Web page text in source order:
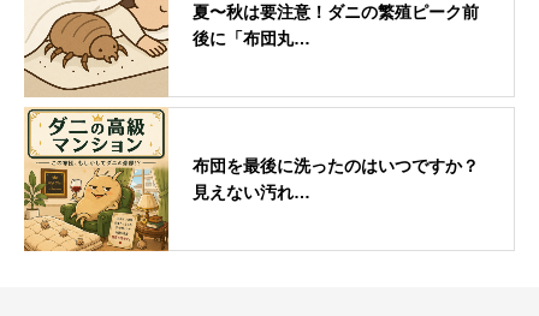
夏〜秋は要注意！ダニの繁殖ピーク前
後に「布団丸…
布団を最後に洗ったのはいつですか？
見えない汚れ…